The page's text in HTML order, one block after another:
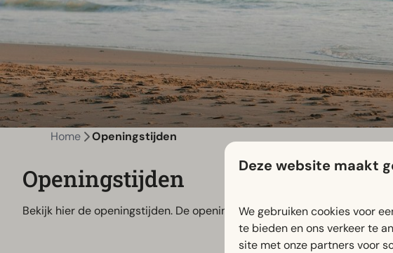
Home Openingstijden
Openingstijden
Bekijk hier de openingstijden. De openingstijden zijn onder voorbehoud
Deze website maakt
We gebruiken cookies voor
te bieden en ons verkeer te
site met onze partners voor